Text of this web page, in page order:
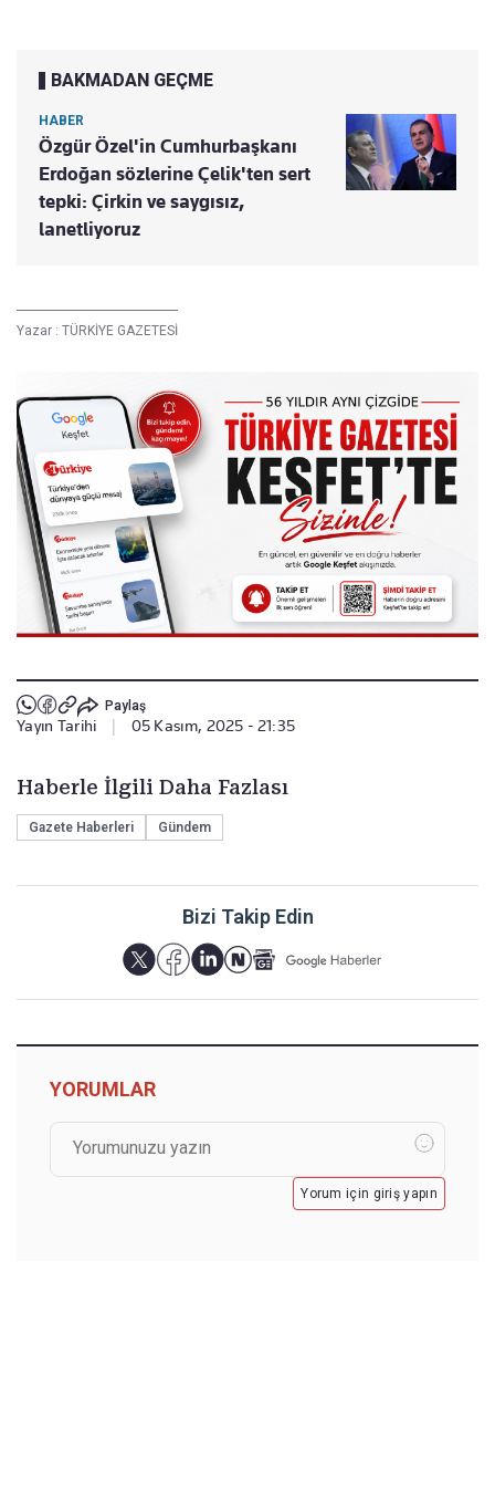
BAKMADAN GEÇME
HABER
Özgür Özel'in Cumhurbaşkanı
Erdoğan sözlerine Çelik'ten sert
tepki: Çirkin ve saygısız,
lanetliyoruz
Yazar : TÜRKİYE GAZETESİ
Paylaş
Yayın Tarihi 05 Kasım, 2025 - 21:35
Haberle İlgili Daha Fazlası
Gazete Haberleri Gündem
Bizi Takip Edin
YORUMLAR
Yorum için giriş yapın